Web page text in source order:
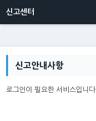
신고센터
신고센터
신고안내사항
로그인이 필요한 서비스입니다.